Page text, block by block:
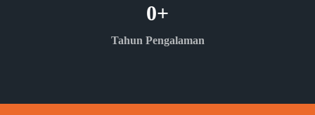
Tahun Pengalaman
0+